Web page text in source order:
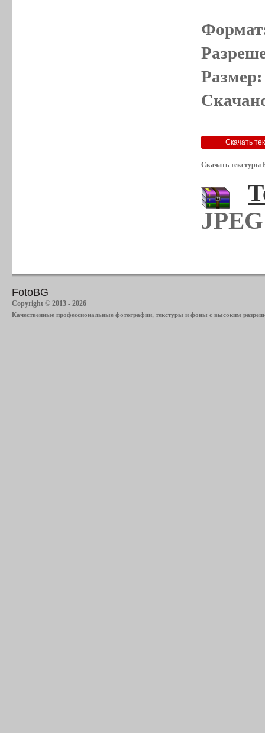
Скачать текстуры
FotoBG
Copyright © 2013 - 2026
Качественные профессиональные фотографии, текстуры и фоны с высоким